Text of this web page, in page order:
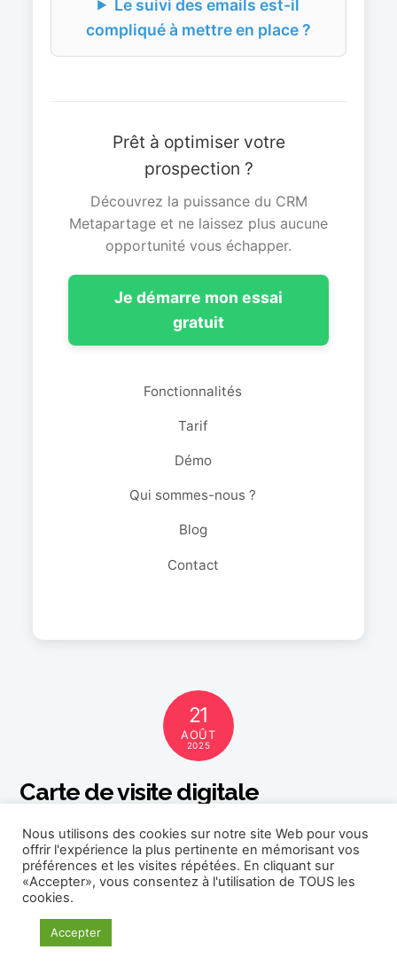
Le suivi des emails est-il
compliqué à mettre en place ?
Prêt à optimiser votre
prospection ?
Découvrez la puissance du CRM
Metapartage et ne laissez plus aucune
opportunité vous échapper.
Je démarre mon essai
gratuit
Fonctionnalités
Tarif
Démo
Qui sommes-nous ?
Blog
Contact
21
AOÛT
2025
Carte de visite digitale
Votre Carte de Visite Digitale
Créez Votre Carte
de Visite Digitale et
Nous utilisons des cookies sur notre site Web pour vous
offrir l'expérience la plus pertinente en mémorisant vos
préférences et les visites répétées. En cliquant sur
«Accepter», vous consentez à l'utilisation de TOUS les
cookies.
Accepter